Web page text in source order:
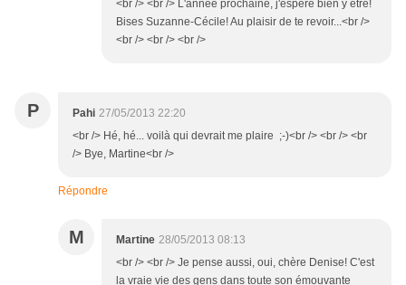
<br /> <br /> L'année prochaine, j'espère bien y être!
Bises Suzanne-Cécile! Au plaisir de te revoir...<br />
<br /> <br /> <br />
P Pahi 27/05/2013 22:20
<br /> Hé, hé... voilà qui devrait me plaire ;-)<br /> <br /> <br
/> Bye, Martine<br />
Répondre
M Martine 28/05/2013 08:13
<br /> <br /> Je pense aussi, oui, chère Denise! C'est
la vraie vie des gens dans toute son émouvante